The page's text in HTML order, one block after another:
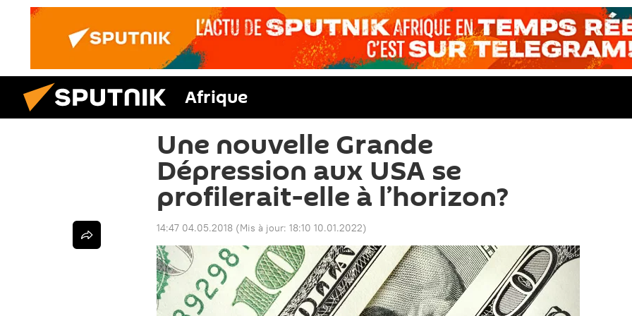
Afrique
Une nouvelle Grande
Dépression aux USA se
profilerait-elle à l’horizon?
14:47 04.05.2018 (Mis à jour: 18:10 10.01.2022)